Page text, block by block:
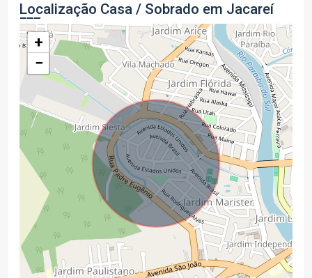
Localização Casa / Sobrado em Jacareí
+
−